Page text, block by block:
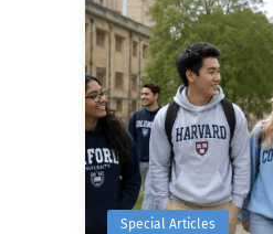
Special Articles